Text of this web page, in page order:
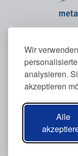
Wir
analysieren.
akzeptieren
Alle
Das
Das